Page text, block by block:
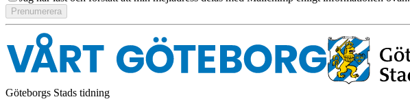
Göteborgs Stads tidning